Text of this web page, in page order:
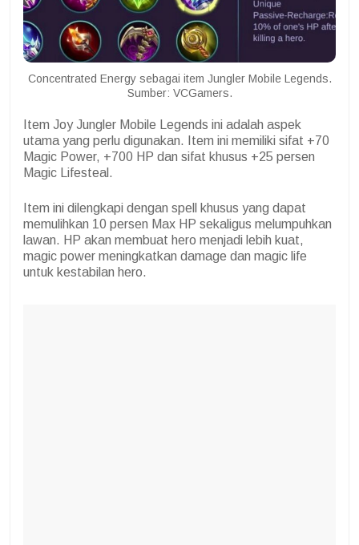
Concentrated Energy sebagai item Jungler Mobile Legends.
Sumber: VCGamers.
Item Joy Jungler Mobile Legends ini adalah aspek
utama yang perlu digunakan. Item ini memiliki sifat +70
Magic Power, +700 HP dan sifat khusus +25 persen
Magic Lifesteal.
Item ini dilengkapi dengan spell khusus yang dapat
memulihkan 10 persen Max HP sekaligus melumpuhkan
lawan. HP akan membuat hero menjadi lebih kuat,
magic power meningkatkan damage dan magic life
untuk kestabilan hero.